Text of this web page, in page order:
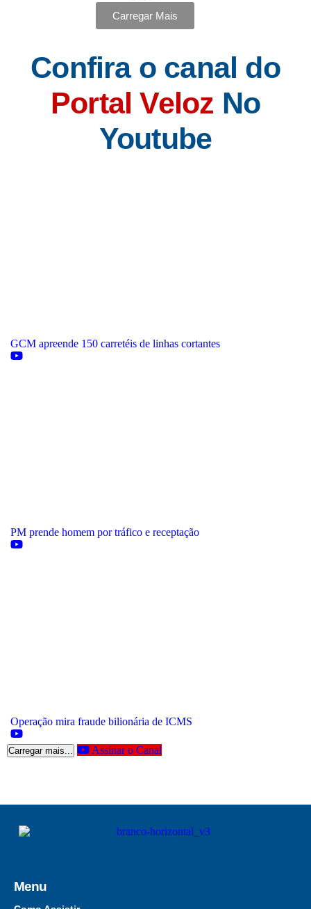
Carregar Mais
Confira o canal do
Portal Veloz No
Youtube
GCM apreende 150 carretéis de linhas cortantes
PM prende homem por tráfico e receptação
Operação mira fraude bilionária de ICMS
Carregar mais... Assinar o Canal
Menu